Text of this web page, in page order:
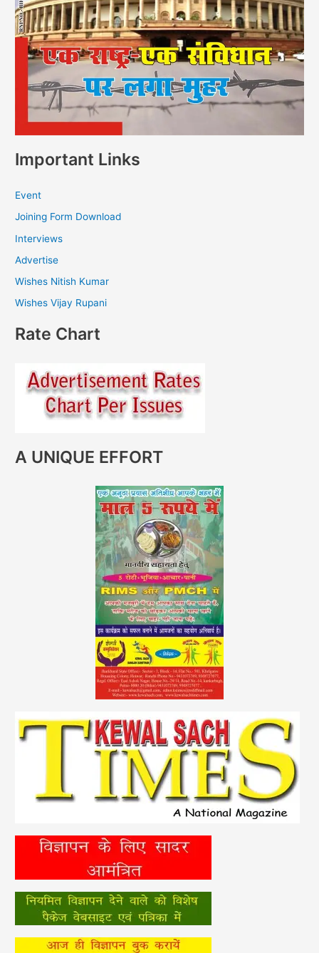
Important Links
Event
Joining Form Download
Interviews
Advertise
Wishes Nitish Kumar
Wishes Vijay Rupani
Rate Chart
A UNIQUE EFFORT